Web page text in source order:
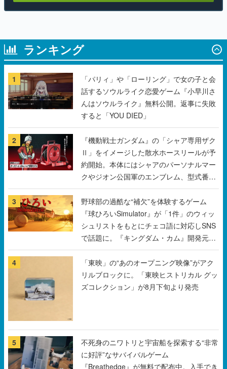
ランキング
1
「パリィ」や「ローリング」で女の子と会
話するソウルライク恋愛ゲーム『小早川さ
んはソウルライク』無料公開。返事に失敗
すると「YOU DIED」
2
『機動戦士ガンダム』の「シャア専用ザク
Ⅱ」をイメージした散水ホースリールが予
約開始。本体にはシャアのパーソナルマー
クやジオン公国軍のエンブレム、型式番号
などを配置
3
野球部の過酷な“補欠”を体験するゲーム
『球ひろいSimulator』が「1件」のウィッ
シュリストをもとにチェコ語に対応しSNS
で話題に。『キングダム・カム』開発元や
チェコのプロ野球選手から称賛の声
4
「東映」の“あのオープニング映像”がアク
リルブロックに。「東映ヒストリカル グッ
ズコレクション」が8月下旬より発売
『Breathedge』が無料で配布中。入手でき
る期間は8月10日まで
すべて見る